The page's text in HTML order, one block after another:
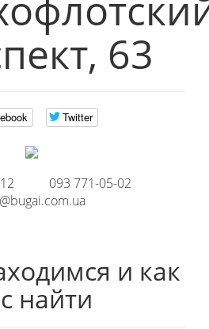
63
Twitter
093 771-05-02
и как
найти